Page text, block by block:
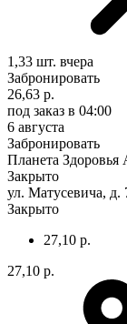
1,33 шт. вчера
Забронировать
26,63 р.
под заказ в 04:00
6 августа
Забронировать
Планета
Закрыто
ул. Матусевича,
Закрыто
27,10 р.
27,10 р.